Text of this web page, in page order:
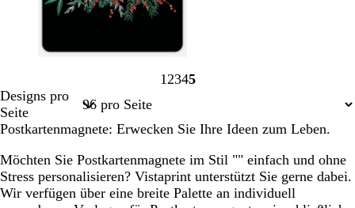
h
a
z
i
l
b
a
u
Seite
1Seite
2Seite
3Seite
4Seite
5
Designs pro
Seite
Postkartenmagnete: Erwecken Sie Ihre Ideen zum Leben.
Möchten Sie Postkartenmagnete im Stil "" einfach und ohne
Stress personalisieren? Vistaprint unterstützt Sie gerne dabei.
Wir verfügen über eine breite Palette an individuell